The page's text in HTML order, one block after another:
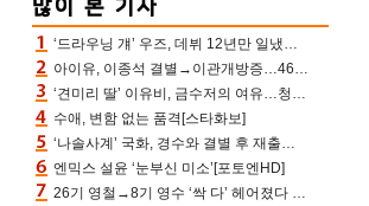
‘드라우닝 걔’ 우즈, 데뷔 12년만 일냈다…체조경기장 입성 확정
아이유, 이종석 결별→이관개방증…46장 꽉 채운 유애나 ♥ “열심히 사는 중”
‘견미리 딸’ 이유비, 금수저의 여유…청순 미모에 반전 슬림 라인
수애, 변함 없는 품격[스타화보]
‘나솔사계’ 국화, 경수와 결별 후 재출연…첫인상 3표 몰표
엔믹스 설윤 ‘눈부신 미소’[포토엔HD]
26기 영철→8기 영수 ‘싹 다’ 헤어졌다 ‘나솔사계’ 충격의 현커 0쌍 (촌장TV)